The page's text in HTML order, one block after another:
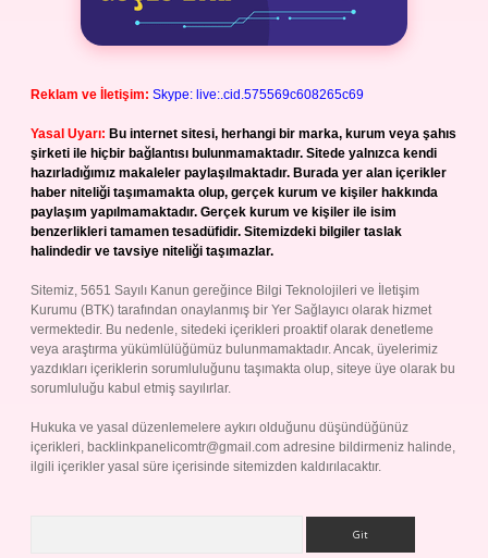
Reklam ve İletişim: Skype: live:.cid.575569c608265c69
Yasal Uyarı: Bu internet sitesi, herhangi bir marka, kurum veya şahıs
şirketi ile hiçbir bağlantısı bulunmamaktadır. Sitede yalnızca kendi
hazırladığımız makaleler paylaşılmaktadır. Burada yer alan içerikler
haber niteliği taşımamakta olup, gerçek kurum ve kişiler hakkında
paylaşım yapılmamaktadır. Gerçek kurum ve kişiler ile isim
benzerlikleri tamamen tesadüfidir. Sitemizdeki bilgiler taslak
halindedir ve tavsiye niteliği taşımazlar.
Sitemiz, 5651 Sayılı Kanun gereğince Bilgi Teknolojileri ve İletişim
Kurumu (BTK) tarafından onaylanmış bir Yer Sağlayıcı olarak hizmet
vermektedir. Bu nedenle, sitedeki içerikleri proaktif olarak denetleme
veya araştırma yükümlülüğümüz bulunmamaktadır. Ancak, üyelerimiz
yazdıkları içeriklerin sorumluluğunu taşımakta olup, siteye üye olarak bu
sorumluluğu kabul etmiş sayılırlar.
Hukuka ve yasal düzenlemelere aykırı olduğunu düşündüğünüz
içerikleri, backlinkpanelicomtr@gmail.com adresine bildirmeniz halinde,
ilgili içerikler yasal süre içerisinde sitemizden kaldırılacaktır.